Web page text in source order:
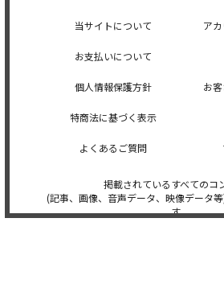
当サイトについて ア
お支払いについて
個人情報保護方針 お
特商法に基づく表示
よくあるご質問
掲載されているすべてのコ
(記事、画像、音声データ、映像データ
す。